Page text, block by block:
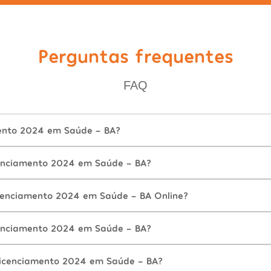
Perguntas frequentes
FAQ
2024 em Saúde - BA?
2024 em Saúde - BA?
2024 em Saúde - BA Online?
2024 em Saúde - BA?
2024 em Saúde - BA?